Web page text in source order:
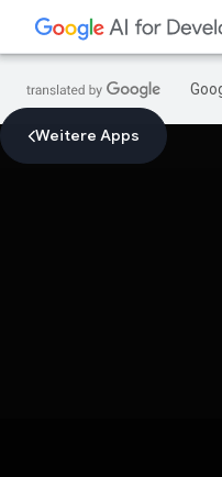
Weitere Apps